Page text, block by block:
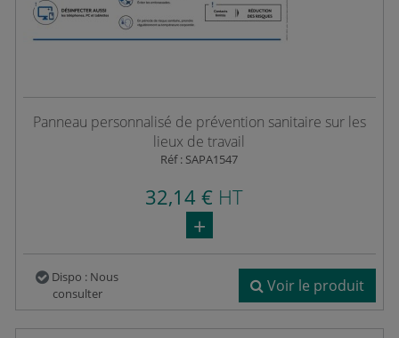
Panneau personnalisé de prévention sanitaire sur les
lieux de travail
Réf : SAPA1547
32,14 €HT
Dispo : Nous
consulter
Voir le produit